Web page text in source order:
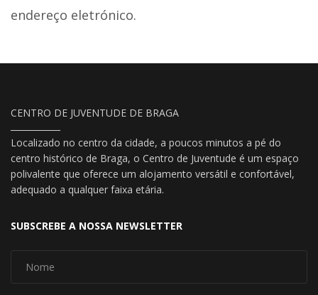
endereço eletrónico.
CENTRO DE JUVENTUDE DE BRAGA
Localizado no centro da cidade, a poucos minutos a pé do
centro histórico de Braga, o Centro de Juventude é um espaço
polivalente que oferece um alojamento versátil e confortável,
adequado a qualquer faixa etária.
SUBSCREBE A NOSSA NEWSLETTER